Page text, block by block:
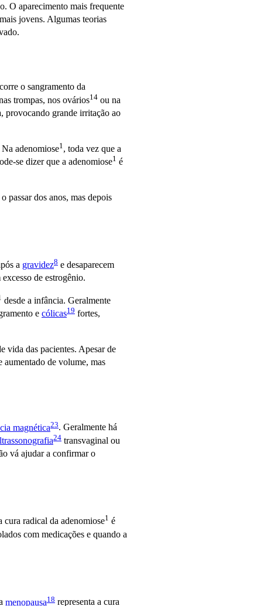
O aparecimento mais frequente
jovens. Algumas teorias
o sangramento da
trompas, nos ovários14 ou na
provocando grande irritação ao
Na adenomiose1 , toda vez que a
se dizer que a adenomiose1 é
passar dos anos, mas depois
a gravidez8 e desaparecem
de estrogênio.
desde a infância. Geralmente
e cólicas19 fortes,
vida das pacientes. Apesar de
aumentado de volume, mas
magnética23. Geralmente há
24 transvaginal ou
vá ajudar a confirmar o
cura radical da adenomiose1 é
com medicações e quando a
menopausa18 representa a cura